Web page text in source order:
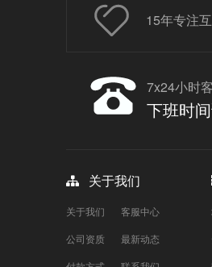
15年专注
7x24小时
下班时
关于我们
关于我们
客服中心
公司资质
最新动态